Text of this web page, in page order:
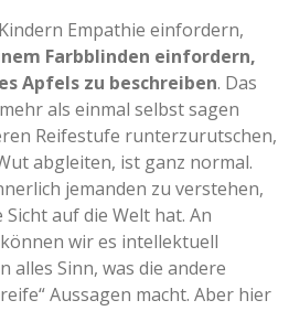
Empathie einfordern,
Farbblinden einfordern,
Apfels zu beschreiben. Das
als einmal selbst sagen
Reifestufe runterzurutschen,
abgleiten, ist ganz normal.
jemanden zu verstehen,
auf die Welt hat. An
wir es intellektuell
alles Sinn, was die andere
Aussagen macht. Aber hier